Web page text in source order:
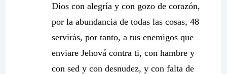
Dios con alegría y con gozo de corazón,
por la abundancia de todas las cosas, 48
servirás, por tanto, a tus enemigos que
enviare Jehová contra ti, con hambre y
con sed y con desnudez, y con falta de